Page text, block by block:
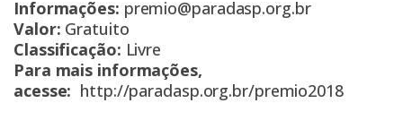
Informações: premio@paradasp.org.br
Valor: Gratuito
Classificação: Livre
Para mais informações,
acesse: http://paradasp.org.br/premio2018